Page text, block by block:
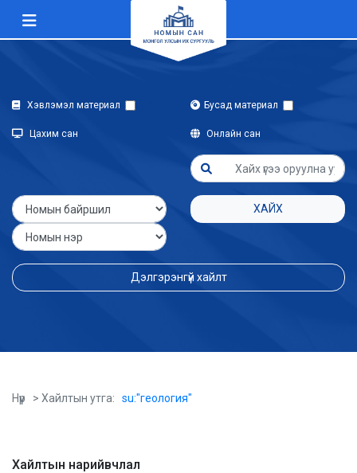
Хэвлэмэл материал Бусад материал
Цахим сан Онлайн сан
ХАЙХ
Дэлгэрэнгүй хайлт
Нүүр > Хайлтын утга: su:"геология"
Хайлтын нарийвчлал